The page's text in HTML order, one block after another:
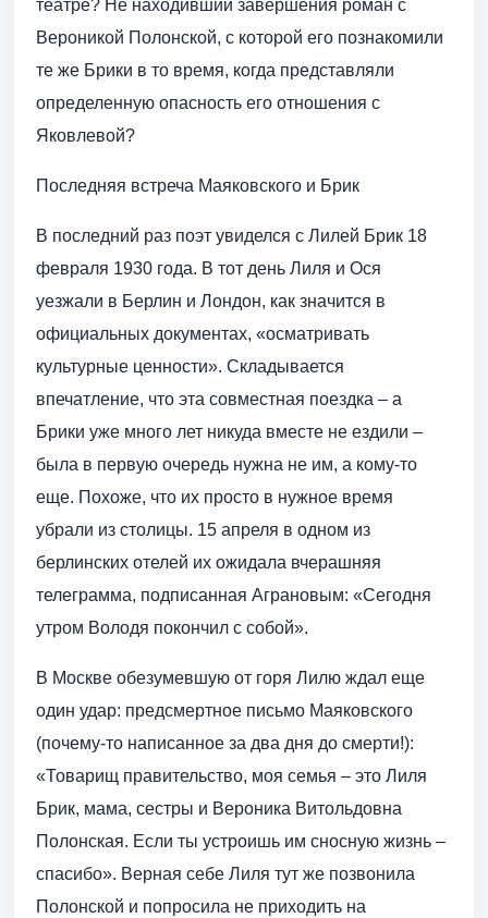
театре? Не находивший завершения роман с
Вероникой Полонской, с которой его познакомили
те же Брики в то время, когда представляли
определенную опасность его отношения с
Яковлевой?
Последняя встреча Маяковского и Брик
В последний раз поэт увиделся с Лилей Брик 18
февраля 1930 года. В тот день Лиля и Ося
уезжали в Берлин и Лондон, как значится в
официальных документах, «осматривать
культурные ценности». Складывается
впечатление, что эта совместная поездка – а
Брики уже много лет никуда вместе не ездили –
была в первую очередь нужна не им, а кому-то
еще. Похоже, что их просто в нужное время
убрали из столицы. 15 апреля в одном из
берлинских отелей их ожидала вчерашняя
телеграмма, подписанная Аграновым: «Сегодня
утром Володя покончил с собой».
В Москве обезумевшую от горя Лилю ждал еще
один удар: предсмертное письмо Маяковского
(почему-то написанное за два дня до смерти!):
«Товарищ правительство, моя семья – это Лиля
Брик, мама, сестры и Вероника Витольдовна
Полонская. Если ты устроишь им сносную жизнь –
спасибо». Верная себе Лиля тут же позвонила
Полонской и попросила не приходить на